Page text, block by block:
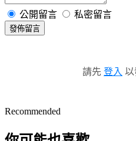
公開留言 私密留言
發佈留言
請先 登入 以
Recommended